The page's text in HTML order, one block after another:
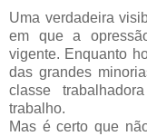
Uma verdadeira
em que a
vigente. Enquanto
das grandes
classe
trabalho.
Mas é certo que